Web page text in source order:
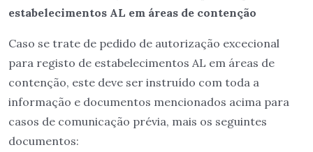
estabelecimentos AL em áreas de contenção
Caso se trate de pedido de autorização excecional
para registo de estabelecimentos AL em áreas de
contenção, este deve ser instruído com toda a
informação e documentos mencionados acima para
casos de comunicação prévia, mais os seguintes
documentos: